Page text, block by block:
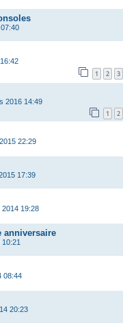
1 2 3
2016 14:49
1 2
22:29
17:39
2014 19:28
anniversaire
08:44
20:23